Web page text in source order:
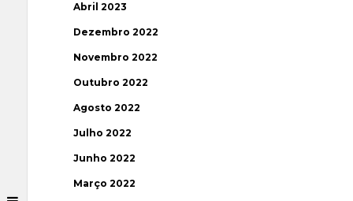
Abril 2023
Dezembro 2022
Novembro 2022
Outubro 2022
Agosto 2022
Julho 2022
Junho 2022
Março 2022